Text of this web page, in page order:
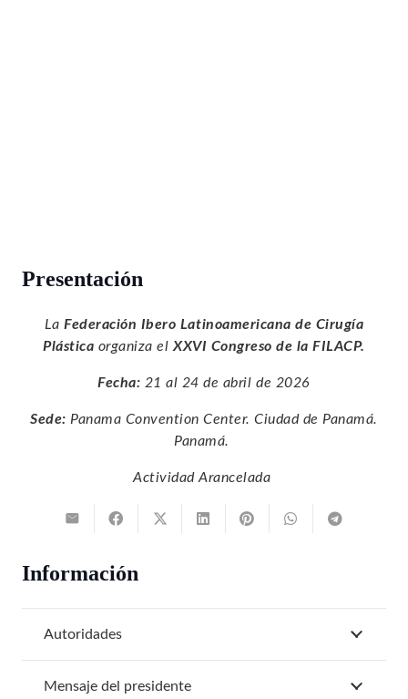
Presentación
La Federación Ibero Latinoamericana de Cirugía
Plástica organiza el XXVI Congreso de la FILACP.
Fecha: 21 al 24 de abril de 2026
Sede: Panama Convention Center. Ciudad de Panamá.
Panamá.
Actividad Arancelada
Información
Autoridades
Mensaje del presidente